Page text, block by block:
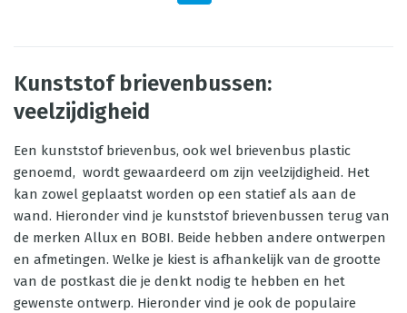
Kunststof brievenbussen:
veelzijdigheid
Een kunststof brievenbus, ook wel brievenbus plastic
genoemd, wordt gewaardeerd om zijn veelzijdigheid. Het
kan zowel geplaatst worden op een statief als aan de
wand. Hieronder vind je kunststof brievenbussen terug van
de merken Allux en BOBI. Beide hebben andere ontwerpen
en afmetingen. Welke je kiest is afhankelijk van de grootte
van de postkast die je denkt nodig te hebben en het
gewenste ontwerp. Hieronder vind je ook de populaire